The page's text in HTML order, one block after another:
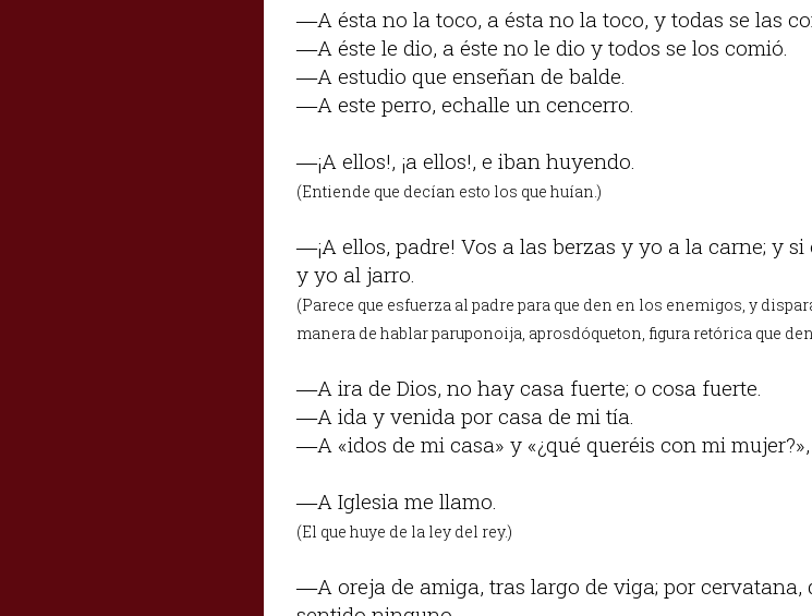
―A ésta no la toco, a ésta no la toco, y todas se las
―A éste le dio, a éste no le dio y todos se los comió.
―A estudio que enseñan de balde.
―A este perro, echalle un cencerro.
―¡A ellos!, ¡a ellos!, e iban huyendo.
(Entiende que decían esto los que huían.)
―¡A ellos, padre! Vos a las berzas y yo a la carne; y
y yo al jarro.
(Parece que esfuerza al padre para que den en los enemigos, y
manera de hablar paruponoija, aprosdóqueton, figura retórica que
―A ira de Dios, no hay casa fuerte; o cosa fuerte.
―A ida y venida por casa de mi tía.
―A «idos de mi casa» y «¿qué queréis con mi
―A Iglesia me llamo.
(El que huye de la ley del rey.)
―A oreja de amiga, tras largo de viga; por cervatana,